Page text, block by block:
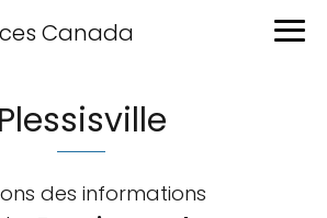
Canada
Plessisville
des informations